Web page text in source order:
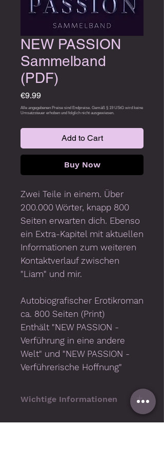
NEW PASSION
Sammelband
(PDF)
€9.99Price
Add to Cart
Buy Now
Zwei Teile in einem. Über
200.000 Wörter, knapp 800
Seiten erwarten dich. Ebenso
ein Extra-Kapitel mit aktuellen
Informationen zum weiteren
Kontaktverlauf zwischen
"Liam" und mir.
Autobiografischer Erotikroman
ca. 800 Seiten (Print)
Enthält "NEW PASSION -
Verführung in eine andere
Welt" und "NEW PASSION -
Verführerische Hoffnung"
Wichtige Informationen